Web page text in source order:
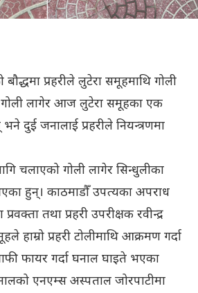
बौद्धमा प्रहरीले लुटेरा समूहमाथि गोली
गोली लागेर आज लुटेरा समूहका एक
दुई जनालाई प्रहरीले नियन्त्रणमा
चलाएको गोली लागेर सिन्धुलीका
हुन्। काठमाडौँ उपत्यका अपराध
तथा प्रहरी उपरीक्षक रवीन्द्र
हाम्रो प्रहरी टोलीमाथि आक्रमण गर्दा
फायर गर्दा घनाल घाइते भएका
एनएम्स अस्पताल जोरपाटीमा